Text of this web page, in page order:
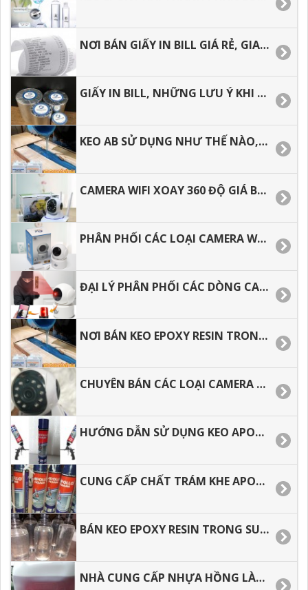
NƠI BÁN GIẤY IN BILL GIÁ RẺ, GIAO HÀNG NHANH.
GIẤY IN BILL, NHỮNG LƯU Ý KHI CHỌN MUA GIẤY IN HÓA ĐƠN.
KEO AB SỬ DỤNG NHƯ THẾ NÀO, CÁCH PHA KEO EPOXY RESIN ĐÚNG CÁCH.
CAMERA WIFI XOAY 360 ĐỘ GIÁ BAO NHIÊU TIỀN, ĐỊA CHỈ MUA GIÁ RẺ TẠI TP.HCM
PHÂN PHỐI CÁC LOẠI CAMERA WIFI AN NINH XOAY 360 ĐỘ GIÁ RẺ.
ĐẠI LÝ PHÂN PHỐI CÁC DÒNG CAMERA WIFI GIÁ RẺ TẠI TP.HCM­­
NƠI BÁN KEO EPOXY RESIN TRONG SUỐT LÀM ĐỒ HANDMADE
CHUYÊN BÁN CÁC LOẠI CAMERA WIFI AN NINH TRONG NHÀ GIÁ RẺ.
HƯỚNG DẪN SỬ DỤNG KEO APOLLO FOAM ĐÚNG CÁCH, TIẾT KIỆM.
CUNG CẤP CHẤT TRÁM KHE APOLLO FOAM GIÁ RẺ, GIAO HÀNG NHANH
BÁN KEO EPOXY RESIN TRONG SUỐT ĐỔ BÀN, LÀM TRANG SỨC GIÁ TỐT
NHÀ CUNG CẤP NHỰA HỒNG LÀM KHUÔN, CHỐNG THẤM CAO CẤP.